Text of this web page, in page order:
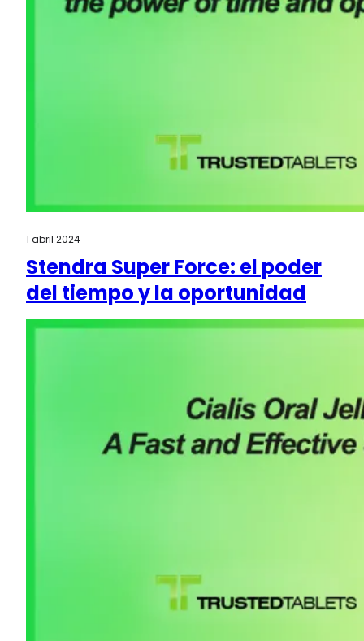
1 abril 2024
Stendra Super Force: el poder
del tiempo y la oportunidad